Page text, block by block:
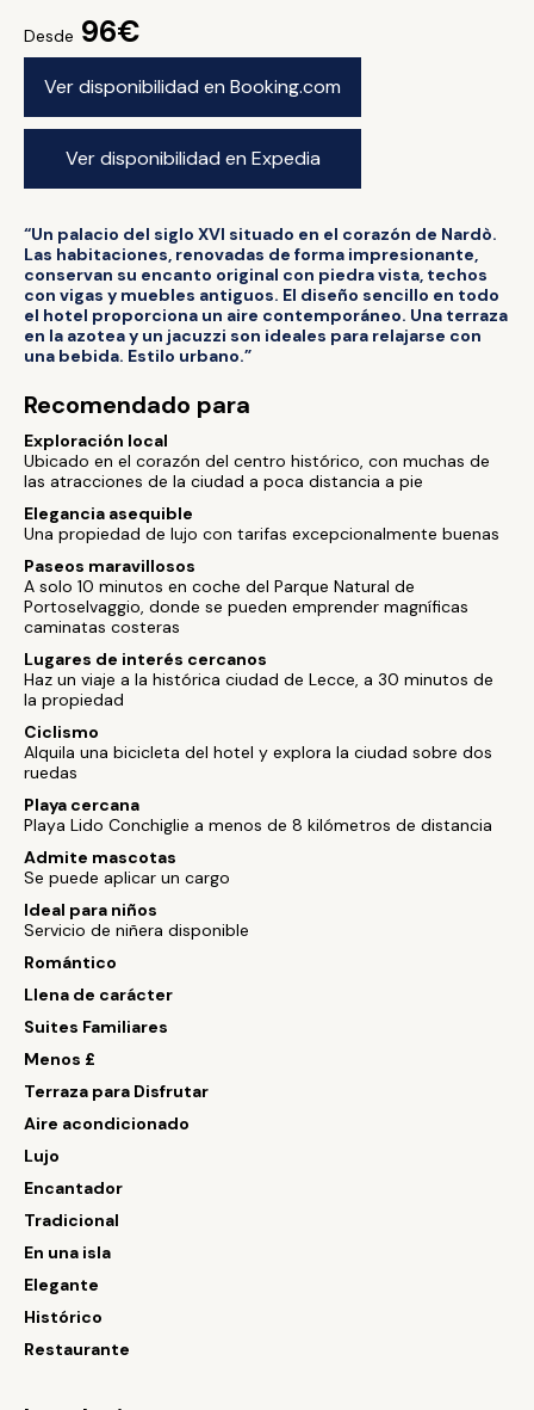
Desde 96€
Ver disponibilidad en Booking.com
Ver disponibilidad en Expedia
“Un palacio del siglo XVI situado en el corazón de Nardò.
Las habitaciones, renovadas de forma impresionante,
conservan su encanto original con piedra vista, techos
con vigas y muebles antiguos. El diseño sencillo en todo
el hotel proporciona un aire contemporáneo. Una terraza
en la azotea y un jacuzzi son ideales para relajarse con
una bebida. Estilo urbano.”
Recomendado para
Exploración local
Ubicado en el corazón del centro histórico, con muchas de
las atracciones de la ciudad a poca distancia a pie
Elegancia asequible
Una propiedad de lujo con tarifas excepcionalmente buenas
Paseos maravillosos
A solo 10 minutos en coche del Parque Natural de
Portoselvaggio, donde se pueden emprender magníficas
caminatas costeras
Lugares de interés cercanos
Haz un viaje a la histórica ciudad de Lecce, a 30 minutos de
la propiedad
Ciclismo
Alquila una bicicleta del hotel y explora la ciudad sobre dos
ruedas
Playa cercana
Playa Lido Conchiglie a menos de 8 kilómetros de distancia
Admite mascotas
Se puede aplicar un cargo
Ideal para niños
Servicio de niñera disponible
Romántico
Llena de carácter
Suites Familiares
Menos £
Terraza para Disfrutar
Aire acondicionado
Lujo
Encantador
Tradicional
En una isla
Elegante
Histórico
Restaurante